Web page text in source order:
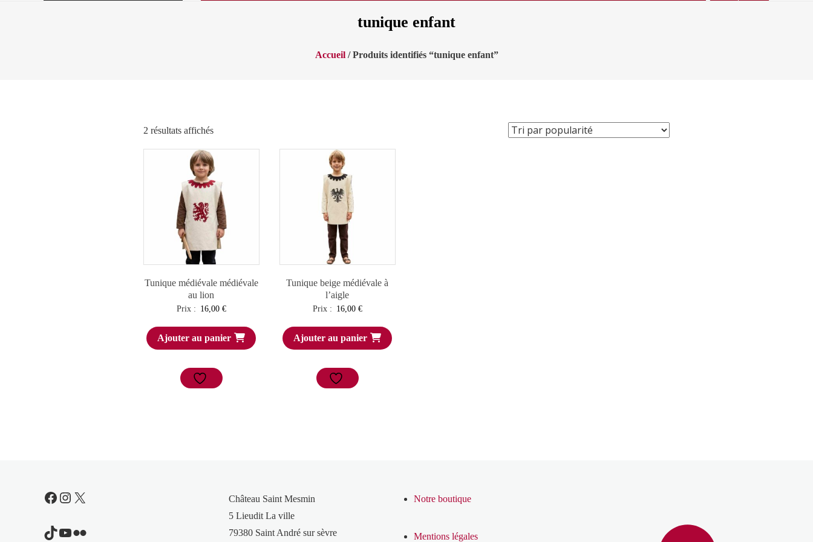
tunique enfant
Accueil/ Produits identifiés “tunique enfant”
2 résultats affichésTrié
par
popularité
Tunique médiévale médiévale
au lion
Prix : 16,00 €
Ajouter au panier
Tunique beige médiévale à
l’aigle
Prix : 16,00 €
Ajouter au panier
Facebook
Instagram
X
TikTok
YouTube
Flickr
Château Saint Mesmin
5 Lieudit La ville
79380 Saint André sur sèvre
Notre boutique
Mentions légales